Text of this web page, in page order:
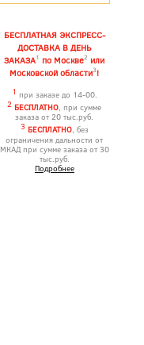
БЕСПЛАТНАЯ ЭКСПРЕСС-
ДОСТАВКА В ДЕНЬ
ЗАКАЗА1 по Москве2 или
Московской области3!
1 при заказе до 14-00.
2 БЕСПЛАТНО, при сумме
заказа от 20 тыс.руб.
3 БЕСПЛАТНО, без
ограничения дальности от
МКАД при сумме заказа от 30
тыс.руб.
Подробнее